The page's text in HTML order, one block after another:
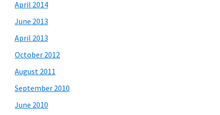
April 2014
June 2013
April 2013
October 2012
August 2011
September 2010
June 2010